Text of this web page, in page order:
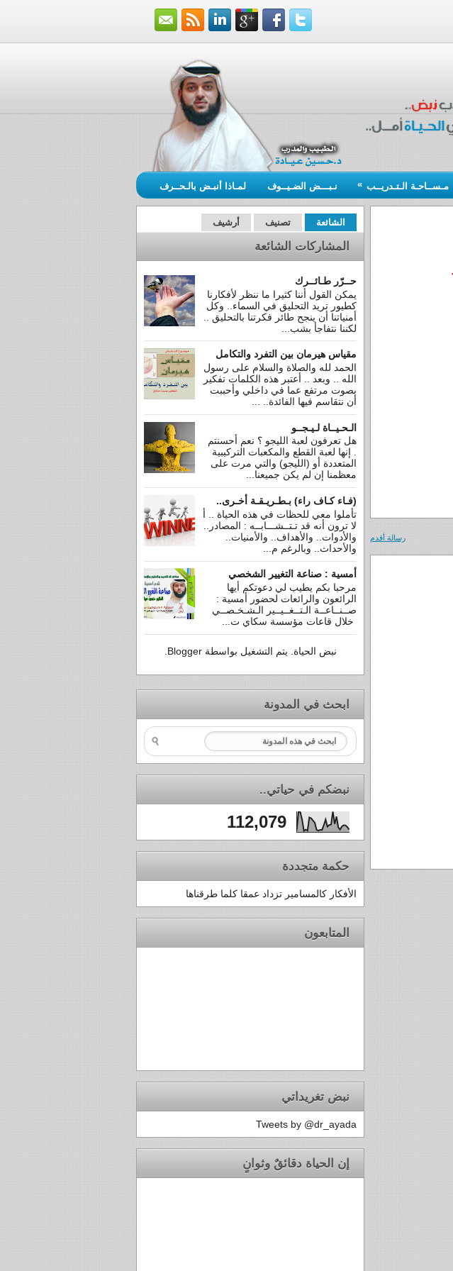
مـســاحـة الـتـدريــب » نـبـــض الضـيــوف لمـاذا أنبـض بالـحــرف
رسالة أقدم
الشائعة تصنيف أرشيف
المشاركات الشائعة
حــرّر طـائــرك
يمكن القول أننا كثيرا ما ننظر لأفكارنا
كطيور تريد التحليق في السماء.. وكل
أمنياتنا أن ينجح طائر فكرتنا بالتحليق ..
لكننا نتفاجأ بشب...
مقياس هيرمان بين التفرد والتكامل
الحمد لله والصلاة والسلام على رسول
الله .. وبعد .. أعتبر هذه الكلمات تفكير
بصوت مرتفع عما في داخلي وأحببت
أن نتقاسم فيها الفائدة.. ...
الـحـيــاة لـيـجــو
هل تعرفون لعبة الليجو ؟ نعم أحسنتم
. إنها لعبة القطع والمكعبات التركيبية
المتعددة أو (الليجو) والتي مرت على
معظمنا إن لم يكن جميعنا...
(فـاء كـاف راء) بـطـريـقـة أخـرى..
تأملوا معي للحظات في هذه الحياة .. أ
لا ترون أنه قد تـتــشـــابــه : المصادر..
والأدوات.. والأهداف.. والأمنيات..
والأحداث.. وبالرغم م...
أمسية : صناعة التغيير الشخصي
مرحبا بكم يطيب لي دعوتكم أيها
الرائعون والرائعات لحضور أمسية :
صــنــاعــة الـتــغــيــير الـشـخـصــي
خلال قاعات مؤسسة سكاي ت...
نبض الحياة. يتم التشغيل بواسطةBlogger
ابحث في المدونة
نبضكم في حياتي..
112,079
حكمة متجددة
الأفكار كالمسامير تزداد عمقا كلما طرقناها
المتابعون
نبض تغريداتي
Tweets by @dr_ayada
إن الحياة دقائقٌ وثوانٍ